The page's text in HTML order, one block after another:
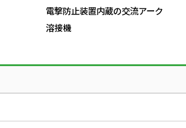
電撃防止装置内蔵の交流アーク
溶接機